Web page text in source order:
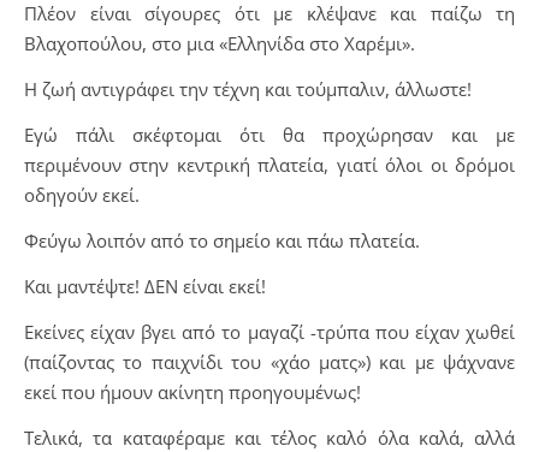
Πλέον είναι σίγουρες ότι με κλέψανε και παίζω τη
Βλαχοπούλου, στο μια «Ελληνίδα στο Χαρέμι».
Η ζωή αντιγράφει την τέχνη και τούμπαλιν, άλλωστε!
​Εγώ πάλι σκέφτομαι ότι θα προχώρησαν και με
περιμένουν στην κεντρική πλατεία, γιατί όλοι οι δρόμοι
οδηγούν εκεί.
Φεύγω λοιπόν από το σημείο και πάω πλατεία.
​Και μαντέψτε! ΔΕΝ είναι εκεί!
Εκείνες είχαν βγει από το μαγαζί -τρύπα που είχαν χωθεί
(παίζοντας το παιχνίδι του «χάο ματς») και με ψάχνανε
εκεί που ήμουν ακίνητη προηγουμένως!
​Τελικά, τα καταφέραμε και τέλος καλό όλα καλά, αλλά